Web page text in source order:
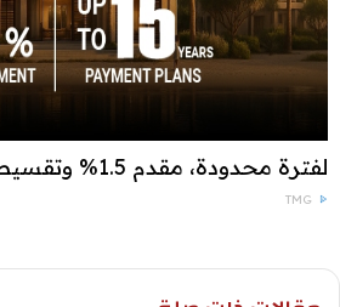
لفترة محدودة، مقدم 1.5% وتقسيط حتى 15 سنة
TMG